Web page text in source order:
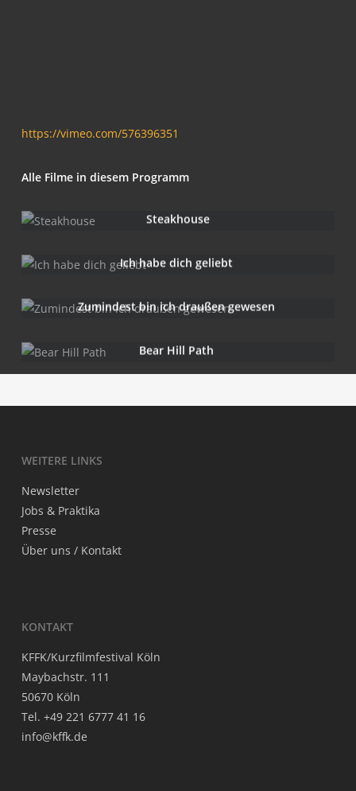
https://vimeo.com/576396351
Alle Fil­me in die­sem Programm
Steak­house
Ich habe dich geliebt
Zumin­dest bin ich drau­ßen gewesen
Bear Hill Path
WEI­TE­RE LINKS
News­let­ter
Jobs & Praktika
Pres­se
Über uns / Kontakt
KON­TAKT
KFFK/Kurzfilmfestival Köln
May­bach­str. 111
50670 Köln
Tel. +49 221 6777 41 16
info@kffk.de